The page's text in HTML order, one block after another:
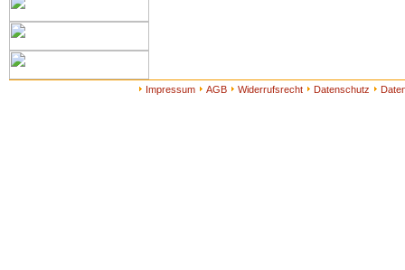
Impressum AGB Widerrufsrecht Datenschutz